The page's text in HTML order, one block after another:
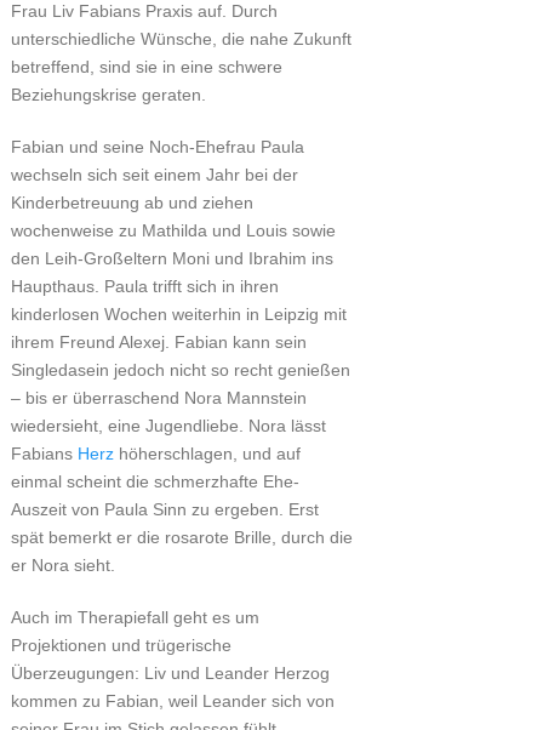
Frau Liv Fabians Praxis auf. Durch
unterschiedliche Wünsche, die nahe Zukunft
betreffend, sind sie in eine schwere
Beziehungskrise geraten.
Fabian und seine Noch-Ehefrau Paula
wechseln sich seit einem Jahr bei der
Kinderbetreuung ab und ziehen
wochenweise zu Mathilda und Louis sowie
den Leih-Großeltern Moni und Ibrahim ins
Haupthaus. Paula trifft sich in ihren
kinderlosen Wochen weiterhin in Leipzig mit
ihrem Freund Alexej. Fabian kann sein
Singledasein jedoch nicht so recht genießen
– bis er überraschend Nora Mannstein
wiedersieht, eine Jugendliebe. Nora lässt
Fabians Herzhöherschlagen, und auf
einmal scheint die schmerzhafte Ehe-
Auszeit von Paula Sinn zu ergeben. Erst
spät bemerkt er die rosarote Brille, durch die
er Nora sieht.
Auch im Therapiefall geht es um
Projektionen und trügerische
Überzeugungen: Liv und Leander Herzog
kommen zu Fabian, weil Leander sich von